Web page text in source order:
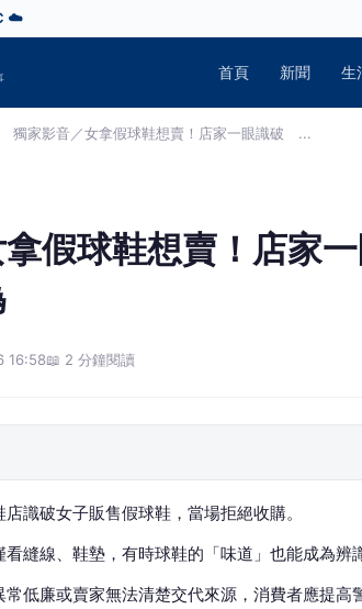
☁️
首頁 新聞 生
獨家影音／女拿假球鞋想賣！店家一眼識破 ...
假球鞋想賣！店家
16:58📖 2 分鐘閱讀
識破女子販售假球鞋，當場拒絕收購。
縫線、鞋墊，有時球鞋的「味道」也能成為辨
低廉或賣家無法清楚交代來源，消費者應提高